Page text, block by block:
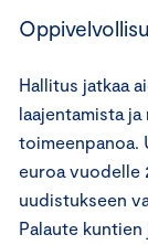
Hallitus jatkaa
laajentamista
toimeenpanoa.
euroa vuodelle
uudistukseen
Palaute